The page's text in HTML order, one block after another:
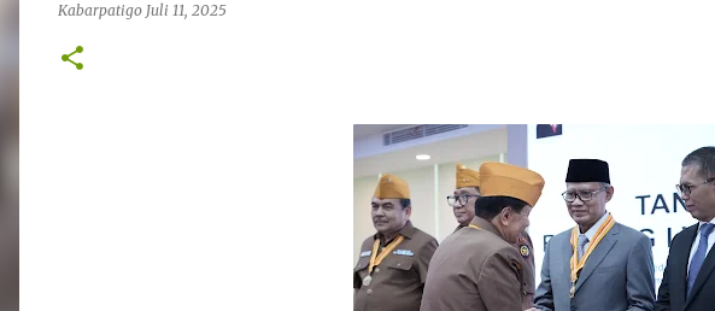
Kabarpatigo Juli 11, 2025